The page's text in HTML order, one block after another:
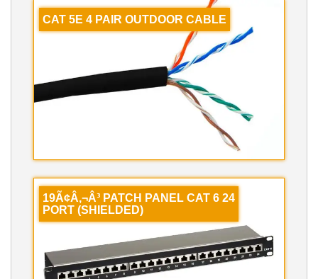
CAT 5E 4 PAIR OUTDOOR CABLE
19Ã¢Â‚¬Â³ PATCH PANEL CAT 6 24
PORT (SHIELDED)